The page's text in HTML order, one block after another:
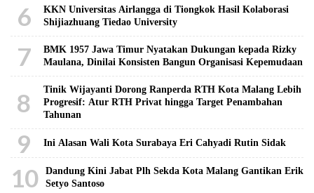
6
KKN Universitas Airlangga di Tiongkok Hasil Kolaborasi ​
Shijiazhuang Tiedao University
7
BMK 1957 Jawa Timur Nyatakan Dukungan kepada Rizky
Maulana, Dinilai Konsisten Bangun Organisasi Kepemudaan
8
Tinik Wijayanti Dorong Ranperda RTH Kota Malang Lebih
Progresif: Atur RTH Privat hingga Target Penambahan
Tahunan
9 Ini Alasan Wali Kota Surabaya Eri Cahyadi Rutin Sidak
10
Dandung Kini Jabat Plh Sekda Kota Malang Gantikan Erik
Setyo Santoso